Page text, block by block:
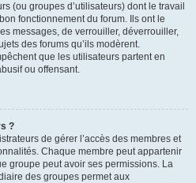
(ou groupes d’utilisateurs) dont le travail
fonctionnement du forum. Ils ont le
messages, de verrouiller, déverrouiller,
des forums qu’ils modèrent.
que les utilisateurs partent en
ou offensant.
?
de gérer l’accès des membres et
Chaque membre peut appartenir
groupe peut avoir ses permissions. La
des groupes permet aux